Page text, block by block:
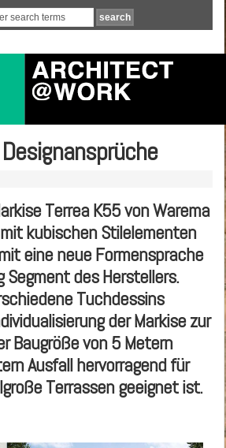
Terrea K55 von Warema
kubischen Stilelementen
eine neue Formensprache
Segment des Herstellers.
Tuchdessins
der Markise zur
Baugröße von 5 Metern
Ausfall hervorragend für
Terrassen geeignet ist.